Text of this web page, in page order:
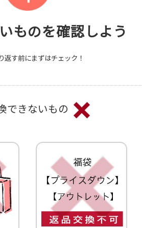
ものを確認しよう
返す前にまずはチェック！
できないもの